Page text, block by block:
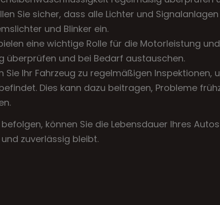
Sie sicher, dass alle Lichter und
und Blinker ein.
eine wichtige Rolle für die Motorleistung
überprüfen und bei Bedarf austauschen.
Sie Ihr Fahrzeug zu regelmäßigen Inspektionen,
Dies kann dazu beitragen, Probleme
können Sie die Lebensdauer Ihres
zuverlässig bleibt.